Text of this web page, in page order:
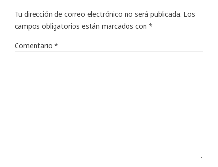
Tu dirección de correo electrónico no será publicada. Los
campos obligatorios están marcados con *
Comentario *